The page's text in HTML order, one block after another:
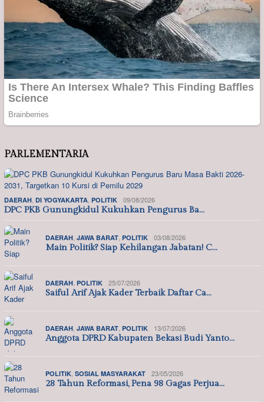
PARLEMENTARIA
DAERAH DI YOGYAKARTA POLITIK 09/08/2026
DPC PKB Gunungkidul Kukuhkan Pengurus Ba…
DAERAH JAWA BARAT POLITIK 03/08/2026
Main Politik? Siap Kehilangan Jabatan! C…
DAERAH POLITIK 25/07/2026
Saiful Arif Ajak Kader Terbaik Daftar Ca…
DAERAH JAWA BARAT POLITIK 13/07/2026
Anggota DPRD Kabupaten Bekasi Budi Yanto…
POLITIK SOSIAL MASYARAKAT 23/05/2026
28 Tahun Reformasi, Pena 98 Gagas Perjua…